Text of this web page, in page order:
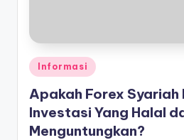
Posted
in
Informasi
Apakah Forex Syariah
Investasi Yang Halal
Menguntungkan?